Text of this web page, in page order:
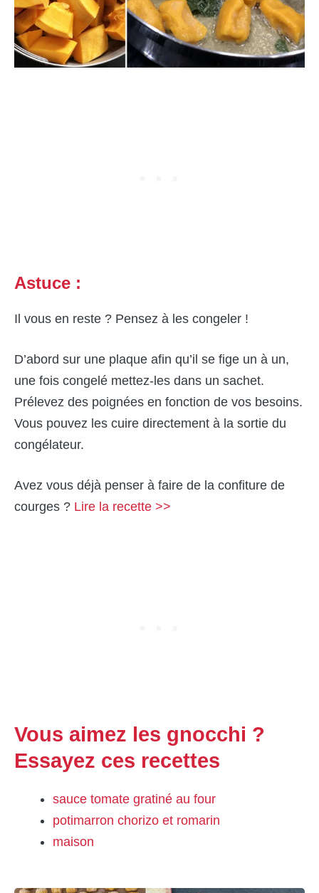
Astuce :
Il vous en reste ? Pensez à les congeler !
D’abord sur une plaque afin qu’il se fige un à un,
une fois congelé mettez-les dans un sachet.
Prélevez des poignées en fonction de vos besoins.
Vous pouvez les cuire directement à la sortie du
congélateur.
Avez vous déjà penser à faire de la confiture de
courges ? Lire la recette >>
Vous aimez les gnocchi ?
Essayez ces recettes
sauce tomate gratiné au four
potimarron chorizo et romarin
maison